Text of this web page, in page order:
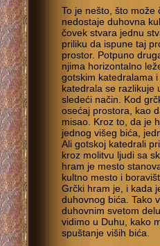
To je nešto, što može
nedostaje duhovna
čovek stvara jednu
priliku da ispune taj
prostor. Potpuno
njima horizontalno
gotskim katedralama
katedrala se razlikuje
sledeći način. Kod
osećaj prostora, kao
misao. Kroz to, da je
jednog višeg bića,
Ali gotskoj katedrali
kroz molitvu ljudi sa
hram je mesto
kultno mesto i
Grčki hram je, i kada
duhovnog bića. Tako
duhovnim svetom
vidimo u Duhu, kako
spuštanje viših bića.